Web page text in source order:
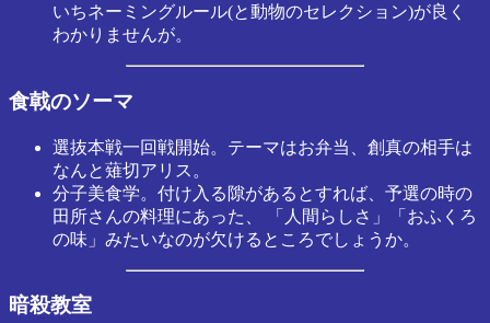
いちネーミングルール(と動物のセレクション)が良く
わかりませんが。
食戟のソーマ
選抜本戦一回戦開始。テーマはお弁当、創真の相手は
なんと薙切アリス。
分子美食学。付け入る隙があるとすれば、予選の時の
田所さんの料理にあった、 「人間らしさ」「おふくろ
の味」みたいなのが欠けるところでしょうか。
暗殺教室